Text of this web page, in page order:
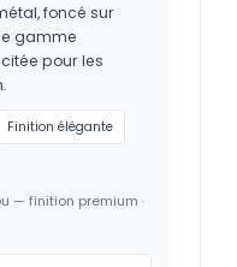
foncé sur
gamme
pour les
Finition élégante
— finition premium ·